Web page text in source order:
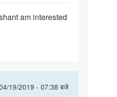
am interested
19/2019 - 07:38 बजे